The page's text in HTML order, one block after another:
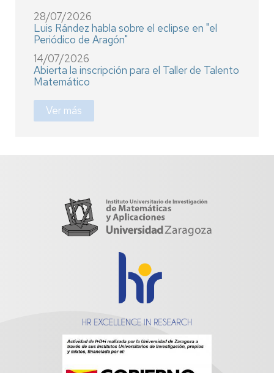
28/07/2026
Luis Rández habla sobre el eclipse en "el
Periódico de Aragón"
14/07/2026
Abierta la inscripción para el Taller de Talento
Matemático
Ver más